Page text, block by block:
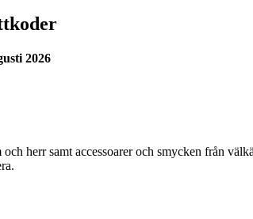
2026
herr samt accessoarer och smycken från